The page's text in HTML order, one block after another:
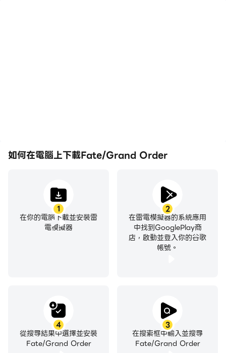
如何在電腦上下載Fate/Grand Order
1
在你的電腦下載並安裝雷
電模擬器
2
在雷電模擬器的系統應用
中找到GooglePlay商
店，啟動並登入你的谷歌
帳號。
3
在搜索框中輸入並搜尋
Fate/Grand Order
4
從搜尋結果中選擇並安裝
Fate/Grand Order